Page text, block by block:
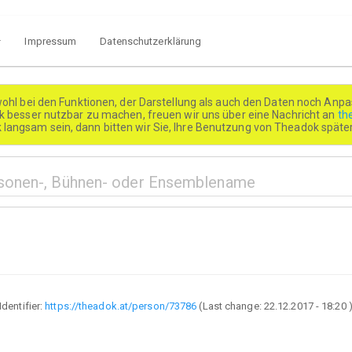
Impressum Datenschutzerklärung
bei den Funktionen, der Darstellung als auch den Daten noch
besser nutzbar zu machen, freuen wir uns über eine Nachricht an
sein, dann bitten wir Sie, Ihre Benutzung von Theadok
Identifier:https://theadok.at/person/73786 (Last change: 22.12.2017 - 18:20)